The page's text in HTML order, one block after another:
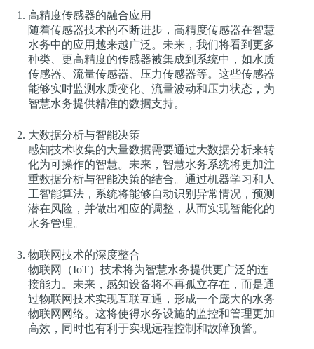
高精度传感器的融合应用
随着传感器技术的不断进步，高精度传感器在智慧
水务中的应用越来越广泛。未来，我们将看到更多
种类、更高精度的传感器被集成到系统中，如水质
传感器、流量传感器、压力传感器等。这些传感器
能够实时监测水质变化、流量波动和压力状态，为
智慧水务提供精准的数据支持。
大数据分析与智能决策
感知技术收集的大量数据需要通过大数据分析来转
化为可操作的智慧。未来，智慧水务系统将更加注
重数据分析与智能决策的结合。通过机器学习和人
工智能算法，系统将能够自动识别异常情况，预测
潜在风险，并做出相应的调整，从而实现智能化的
水务管理。
物联网技术的深度整合
物联网（IoT）技术将为智慧水务提供更广泛的连
接能力。未来，感知设备将不再孤立存在，而是通
过物联网技术实现互联互通，形成一个庞大的水务
物联网网络。这将使得水务设施的监控和管理更加
高效，同时也有利于实现远程控制和故障预警。